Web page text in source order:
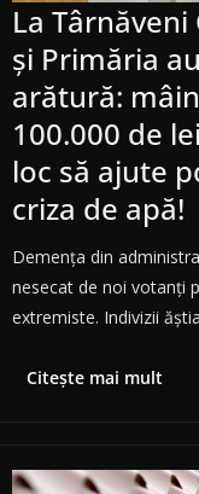
La
și Primăria
arătură:
100.000 de
loc să ajute
criza de apă!
Demența din
nesecat de noi votanți
extremiste. Indivizii
Citește mai mult